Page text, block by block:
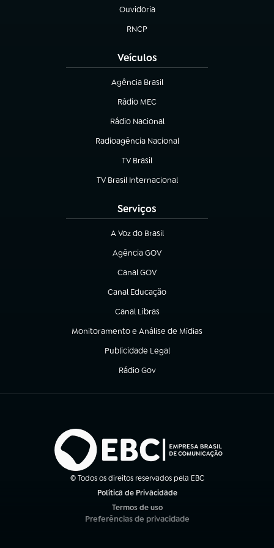
Ouvidoria
(abre em nova aba)
RNCP
(abre em nova aba)
Veículos
Agência Brasil
(abre em nova aba)
Rádio MEC
(abre em nova aba)
Rádio Nacional
Radioagência Nacional
(abre em nova aba)
TV Brasil
(abre em nova aba)
TV Brasil Internacional
(abre em nova aba)
Serviços
A Voz do Brasil
(abre em nova aba)
Agência GOV
(abre em nova aba)
Canal GOV
(abre em nova aba)
Canal Educação
(abre em nova aba)
Canal Libras
(abre em nova aba)
Monitoramento e Análise de Mídias
(abre em nova aba)
Publicidade Legal
(abre em nova aba)
Rádio Gov
(abre em nova aba)
© Todos os direitos reservados pela EBC
Política de Privacidade
Termos de uso
(abre em nova aba)
Preferências de privacidade